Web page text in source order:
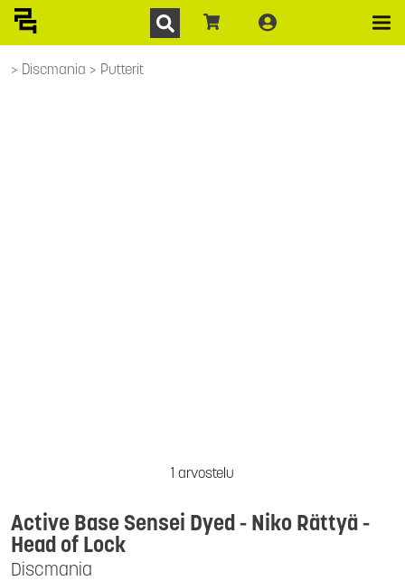
Discmania Putterit
1 arvostelu
Discmania
Active Base Sensei Dyed - Niko Rättyä -
Head of Lock